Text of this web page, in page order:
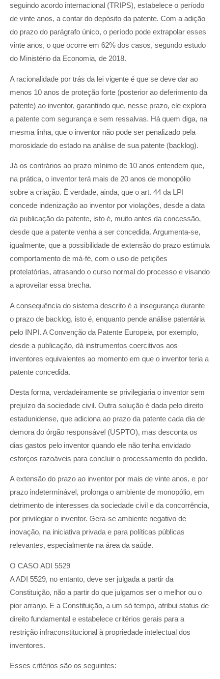
seguindo acordo internacional (TRIPS), estabelece o período
de vinte anos, a contar do depósito da patente. Com a adição
do prazo do parágrafo único, o período pode extrapolar esses
vinte anos, o que ocorre em 62% dos casos, segundo estudo
do Ministério da Economia, de 2018.
A racionalidade por trás da lei vigente é que se deve dar ao
menos 10 anos de proteção forte (posterior ao deferimento da
patente) ao inventor, garantindo que, nesse prazo, ele explora
a patente com segurança e sem ressalvas. Há quem diga, na
mesma linha, que o inventor não pode ser penalizado pela
morosidade do estado na análise de sua patente (backlog).
Já os contrários ao prazo mínimo de 10 anos entendem que,
na prática, o inventor terá mais de 20 anos de monopólio
sobre a criação. É verdade, ainda, que o art. 44 da LPI
concede indenização ao inventor por violações, desde a data
da publicação da patente, isto é, muito antes da concessão,
desde que a patente venha a ser concedida. Argumenta-se,
igualmente, que a possibilidade de extensão do prazo estimula
comportamento de má-fé, com o uso de petições
protelatórias, atrasando o curso normal do processo e visando
a aproveitar essa brecha.
A consequência do sistema descrito é a insegurança durante
o prazo de backlog, isto é, enquanto pende análise patentária
pelo INPI. A Convenção da Patente Europeia, por exemplo,
desde a publicação, dá instrumentos coercitivos aos
inventores equivalentes ao momento em que o inventor teria a
patente concedida.
Desta forma, verdadeiramente se privilegiaria o inventor sem
prejuízo da sociedade civil. Outra solução é dada pelo direito
estadunidense, que adiciona ao prazo da patente cada dia de
demora do órgão responsável (USPTO), mas desconta os
dias gastos pelo inventor quando ele não tenha envidado
esforços razoáveis para concluir o processamento do pedido.
A extensão do prazo ao inventor por mais de vinte anos, e por
prazo indeterminável, prolonga o ambiente de monopólio, em
detrimento de interesses da sociedade civil e da concorrência,
por privilegiar o inventor. Gera-se ambiente negativo de
inovação, na iniciativa privada e para políticas públicas
relevantes, especialmente na área da saúde.
O CASO ADI 5529
A ADI 5529, no entanto, deve ser julgada a partir da
Constituição, não a partir do que julgamos ser o melhor ou o
pior arranjo. E a Constituição, a um só tempo, atribui status de
direito fundamental e estabelece critérios gerais para a
restrição infraconstitucional à propriedade intelectual dos
inventores.
Esses critérios são os seguintes: